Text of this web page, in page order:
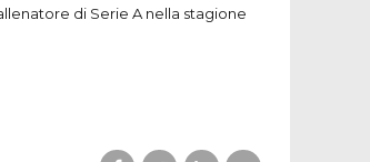
di Serie A nella stagione